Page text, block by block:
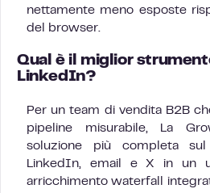
nettamente meno esposte
del browser.
Qual è il miglior
LinkedIn?
Per un team di vendita B2B
pipeline misurabile, La
soluzione più completa sul
LinkedIn, email e X in un
arricchimento waterfall